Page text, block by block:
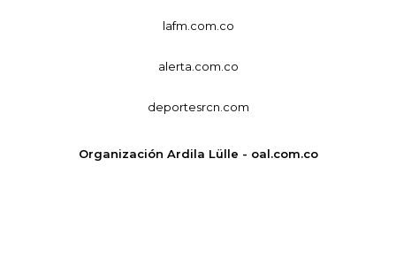
lafm.com.co
alerta.com.co
deportesrcn.com
Organización Ardila Lülle - oal.com.co